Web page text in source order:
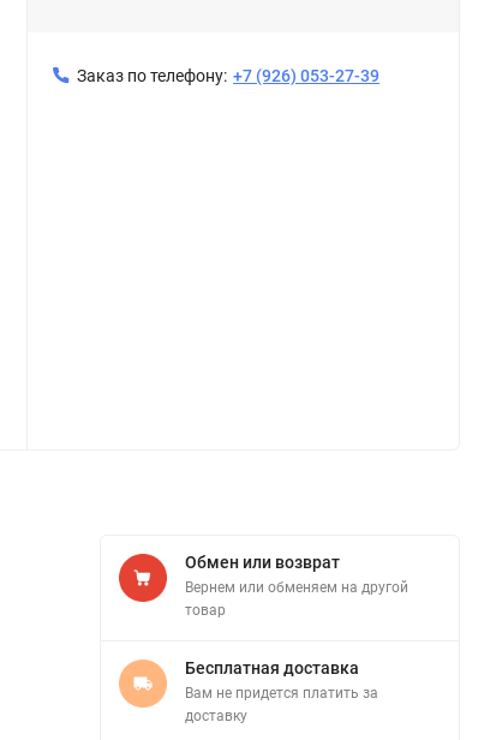
Заказ по телефону: +7 (926) 053-27-39
Обмен или возврат
Вернем или обменяем на другой
товар
Бесплатная доставка
Вам не придется платить за
доставку